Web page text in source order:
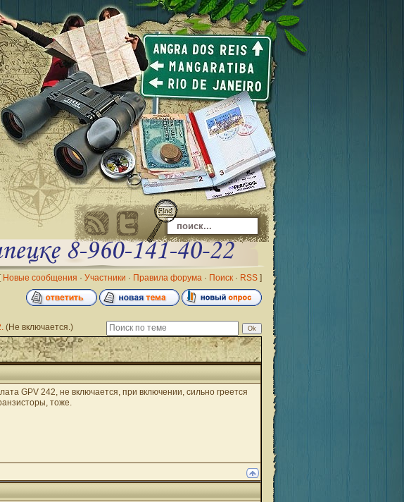
[ Новые сообщения · Участники · Правила форума · Поиск · RSS ]
(Не включается.)
GPV 242, не включается, при включении, сильно греется
тоже.